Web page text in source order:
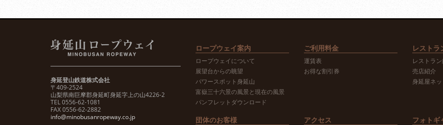
身延登山鉄道株式会社
〒409-2524
山梨県南巨摩郡身延町身延字上の山4226-2
TEL 0556-62-1081
FAX 0556-62-2882
info@minobusanropeway.co.jp
ロープウェイ案内
ロープウェイについて
展望台からの眺望
パワースポット身延山
富嶽三十六景の風景と現在の風景
パンフレットダウンロード
ご利用料金
運賃表
お得な割引券
レストラ
レストラ
売店紹介
身延屋ネ
団体のお客様 アクセス フォトギ